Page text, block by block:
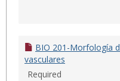
BIO 201-Morfología
vasculares
Required